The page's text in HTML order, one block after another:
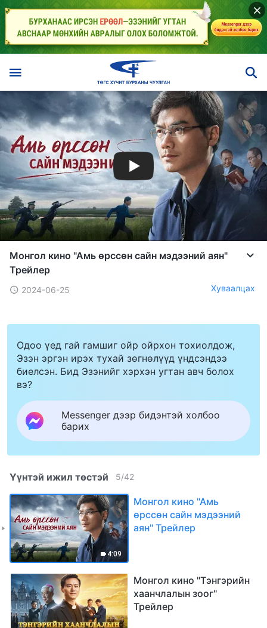
Монгол кино "Амь өрссөн сайн мэдээний аян"
Трейлер
2024-06-25 Хуваалцах
Одоо үед гай гамшиг ойр ойрхон тохиолдож,
Эзэн эргэн ирэх тухай зөгнөлүүд үндсэндээ
биелсэн. Бид Эзэнийг хэрхэн угтан авч болох
вэ?
Messenger дээр бидэнтэй холбоо
барих
Үүнтэй ижил төстэй 5/42
4:09
Монгол кино "Амь
өрссөн сайн мэдээний
аян" Трейлер
Монгол кино "Тэнгэрийн
хаанчлалын зоог"
Трейлер